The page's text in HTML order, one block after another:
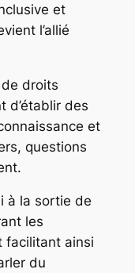
et
l’allié
droits
d’établir des
et
questions
à la sortie de
les
facilitant ainsi
du